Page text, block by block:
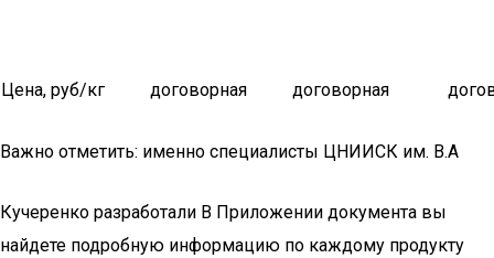
Цена, руб/кг договорная договорная
Важно отметить: именно специалисты ЦНИИСК им. В.А
Кучеренко разработали В Приложении документа вы
найдете подробную информацию по каждому продукту